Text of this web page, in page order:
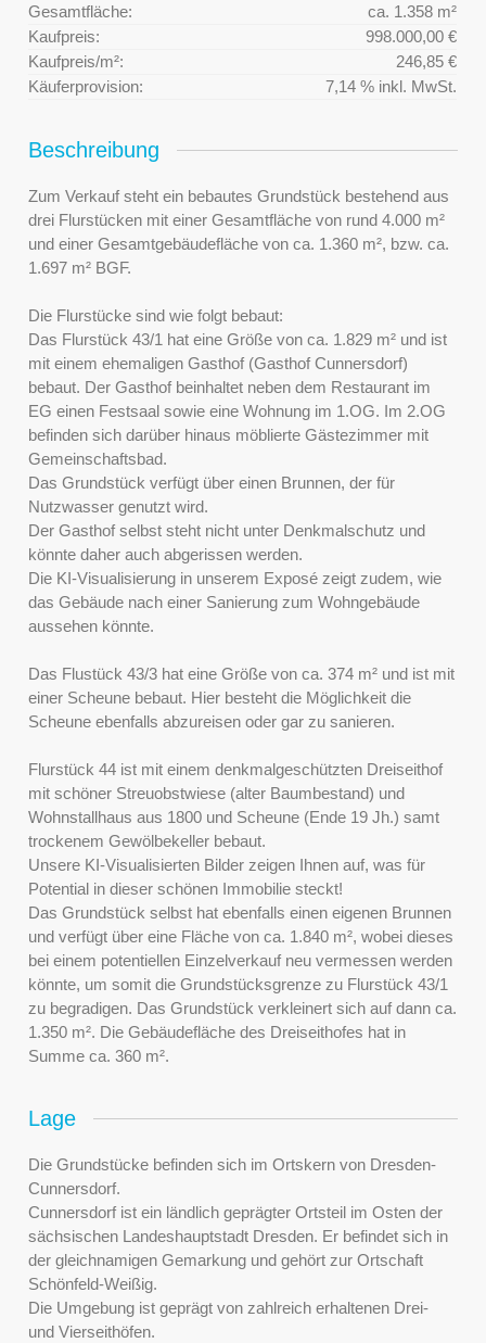
Gesamtfläche:
ca. 1.358 m²
Kaufpreis:
998.000,00 €
Kaufpreis/m²:
246,85 €
Käuferprovision:
7,14 % inkl. MwSt.
Beschreibung
Zum Verkauf steht ein bebautes Grundstück bestehend aus
drei Flurstücken mit einer Gesamtfläche von rund 4.000 m²
und einer Gesamtgebäudefläche von ca. 1.360 m², bzw. ca.
1.697 m² BGF.
Die Flurstücke sind wie folgt bebaut:
Das Flurstück 43/1 hat eine Größe von ca. 1.829 m² und ist
mit einem ehemaligen Gasthof (Gasthof Cunnersdorf)
bebaut. Der Gasthof beinhaltet neben dem Restaurant im
EG einen Festsaal sowie eine Wohnung im 1.OG. Im 2.OG
befinden sich darüber hinaus möblierte Gästezimmer mit
Gemeinschaftsbad.
Das Grundstück verfügt über einen Brunnen, der für
Nutzwasser genutzt wird.
Der Gasthof selbst steht nicht unter Denkmalschutz und
könnte daher auch abgerissen werden.
Die KI-Visualisierung in unserem Exposé zeigt zudem, wie
das Gebäude nach einer Sanierung zum Wohngebäude
aussehen könnte.
Das Flustück 43/3 hat eine Größe von ca. 374 m² und ist mit
einer Scheune bebaut. Hier besteht die Möglichkeit die
Scheune ebenfalls abzureisen oder gar zu sanieren.
Flurstück 44 ist mit einem denkmalgeschützten Dreiseithof
mit schöner Streuobstwiese (alter Baumbestand) und
Wohnstallhaus aus 1800 und Scheune (Ende 19 Jh.) samt
trockenem Gewölbekeller bebaut.
Unsere KI-Visualisierten Bilder zeigen Ihnen auf, was für
Potential in dieser schönen Immobilie steckt!
Das Grundstück selbst hat ebenfalls einen eigenen Brunnen
und verfügt über eine Fläche von ca. 1.840 m², wobei dieses
bei einem potentiellen Einzelverkauf neu vermessen werden
könnte, um somit die Grundstücksgrenze zu Flurstück 43/1
zu begradigen. Das Grundstück verkleinert sich auf dann ca.
1.350 m². Die Gebäudefläche des Dreiseithofes hat in
Summe ca. 360 m².
Lage
Die Grundstücke befinden sich im Ortskern von Dresden-
Cunnersdorf.
Cunnersdorf ist ein ländlich geprägter Ortsteil im Osten der
sächsischen Landeshauptstadt Dresden. Er befindet sich in
der gleichnamigen Gemarkung und gehört zur Ortschaft
Schönfeld-Weißig.
Die Umgebung ist geprägt von zahlreich erhaltenen Drei-
und Vierseithöfen.